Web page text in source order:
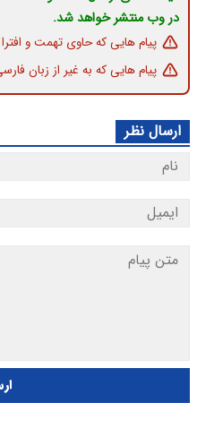
در وب منتشر خواهد شد.
پیام هایی که حاوی تهمت و
پیام هایی که به غیر از زبان
ارسال نظر